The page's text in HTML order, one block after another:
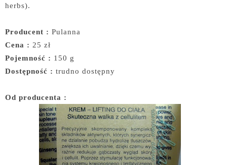
herbs).
Producent : Pulanna
Cena : 25 zł
Pojemność : 150 g
Dostępność : trudno dostępny
Od producenta :